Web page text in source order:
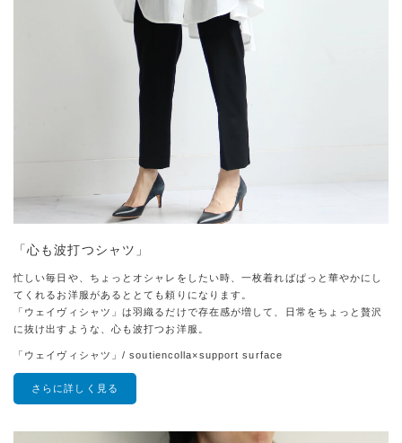
「心も波打つシャツ」
忙しい毎日や、ちょっとオシャレをしたい時、一枚着ればぱっと華やかにし
てくれるお洋服があるととても頼りになります。
「ウェイヴィシャツ」は羽織るだけで存在感が増して、日常をちょっと贅沢
に抜け出すような、心も波打つお洋服。
「ウェイヴィシャツ」/ soutiencolla×support surface
さらに詳しく見る